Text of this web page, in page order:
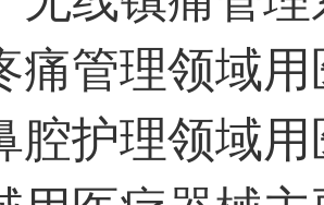
痛管理领域
腔护理领域